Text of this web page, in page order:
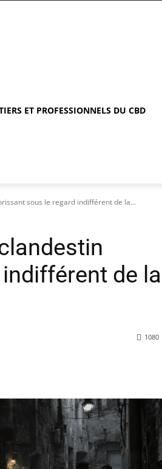
ET PROFESSIONNELS DU CBD
sous le regard indifférent de la...
de la
1080